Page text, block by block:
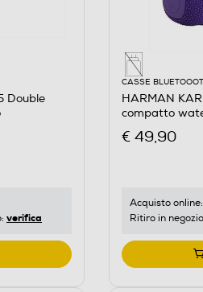
Double
verifica
CASSE
HARMAN
compatto
€ 49,90
Acquisto online:
Ritiro in